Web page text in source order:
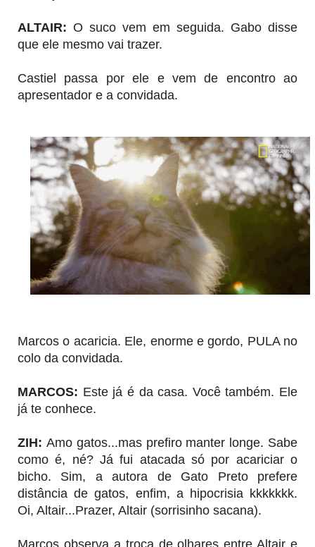
ALTAIR: O suco vem em seguida. Gabo disse
que ele mesmo vai trazer.
Castiel passa por ele e vem de encontro ao
apresentador e a convidada.
Marcos o acaricia. Ele, enorme e gordo, PULA no
colo da convidada.
MARCOS: Este já é da casa. Você também. Ele
já te conhece.
ZIH: Amo gatos...mas prefiro manter longe. Sabe
como é, né? Já fui atacada só por acariciar o
bicho. Sim, a autora de Gato Preto prefere
distância de gatos, enfim, a hipocrisia kkkkkkk.
Oi, Altair...Prazer, Altair (sorrisinho sacana).
Marcos observa a troca de olhares entre Altair e